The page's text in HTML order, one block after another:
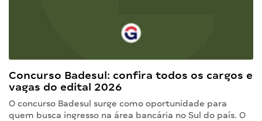
Concurso Badesul: confira todos os cargos e
vagas do edital 2026
O concurso Badesul surge como oportunidade para
quem busca ingresso na área bancária no Sul do país. O